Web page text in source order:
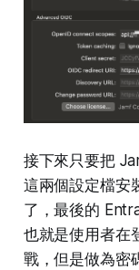
接下來只要把
這兩個設定檔安
了，最後的
也就是使用者在
戰，但是做為密